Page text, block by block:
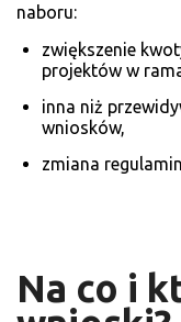
naboru:
zwiększenie
projektów w
inna niż
wniosków,
zmiana
Na co i